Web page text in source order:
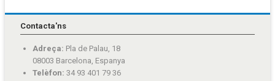
Contacta'ns
Adreça: Pla de Palau, 18
08003 Barcelona, Espanya
Telèfon: 34 93 401 79 36